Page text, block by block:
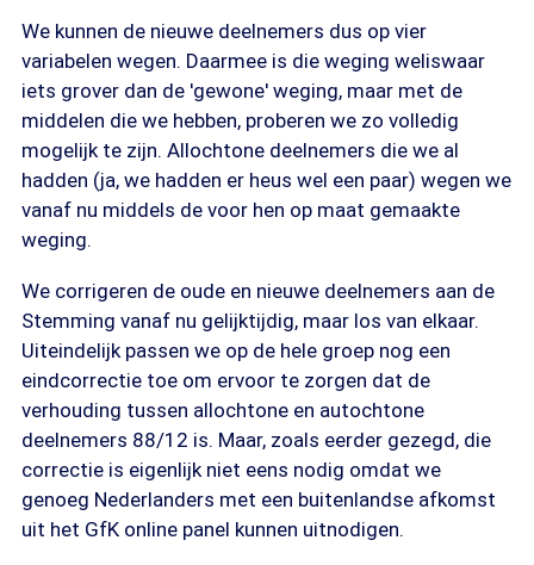
We kunnen de nieuwe deelnemers dus op vier
variabelen wegen. Daarmee is die weging weliswaar
iets grover dan de 'gewone' weging, maar met de
middelen die we hebben, proberen we zo volledig
mogelijk te zijn. Allochtone deelnemers die we al
hadden (ja, we hadden er heus wel een paar) wegen we
vanaf nu middels de voor hen op maat gemaakte
weging.
We corrigeren de oude en nieuwe deelnemers aan de
Stemming vanaf nu gelijktijdig, maar los van elkaar.
Uiteindelijk passen we op de hele groep nog een
eindcorrectie toe om ervoor te zorgen dat de
verhouding tussen allochtone en autochtone
deelnemers 88/12 is. Maar, zoals eerder gezegd, die
correctie is eigenlijk niet eens nodig omdat we
genoeg Nederlanders met een buitenlandse afkomst
uit het GfK online panel kunnen uitnodigen.